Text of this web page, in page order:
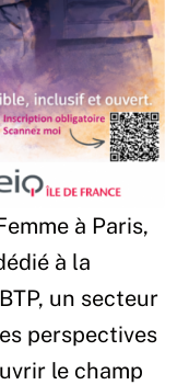
à Paris,
à la
un secteur
perspectives
le champ